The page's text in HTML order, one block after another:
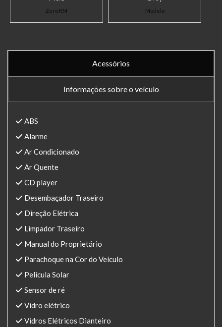
Zero KM Modelo
Acessórios
Informações sobre o veículo
ABS
Alarme
Ar Condicionado
Ar Quente
CD player
Desembaçador Traseiro
Direção Elétrica
Limpador Traseiro
Manual do Proprietário
Parachoque na Cor do Veículo
Película Solar
Sensor de ré
Vidro elétrico
Vidros Elétricos Dianteiro